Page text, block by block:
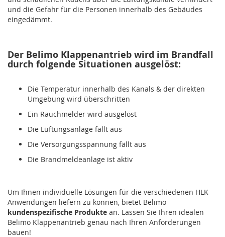
und die Gefahr für die Personen innerhalb des Gebäudes
eingedämmt.
Der Belimo Klappenantrieb wird im Brandfall
durch folgende Situationen ausgelöst:
Die Temperatur innerhalb des Kanals & der direkten
Umgebung wird überschritten
Ein Rauchmelder wird ausgelöst
Die Lüftungsanlage fällt aus
Die Versorgungsspannung fällt aus
Die Brandmeldeanlage ist aktiv
Um Ihnen individuelle Lösungen für die verschiedenen HLK
Anwendungen liefern zu können, bietet Belimo
kundenspezifische Produkte an. Lassen Sie Ihren idealen
Belimo Klappenantrieb genau nach Ihren Anforderungen
bauen!